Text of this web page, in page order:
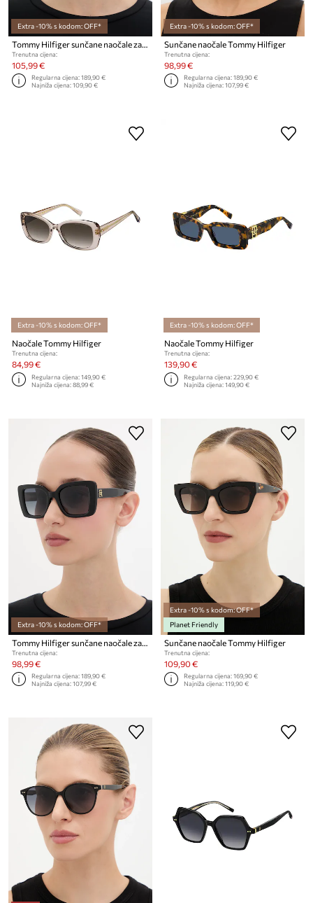
Extra -10% s kodom: OFF*
Tommy Hilfiger sunčane naočale za žene
Trenutna cijena:
105,99 €
Regularna cijena:189,90 €
Najniža cijena:109,90 €
Extra -10% s kodom: OFF*
Sunčane naočale Tommy Hilfiger
Trenutna cijena:
98,99 €
Regularna cijena:189,90 €
Najniža cijena:107,99 €
Extra -10% s kodom: OFF*
Naočale Tommy Hilfiger
Trenutna cijena:
84,99 €
Regularna cijena:149,90 €
Najniža cijena:88,99 €
Extra -10% s kodom: OFF*
Naočale Tommy Hilfiger
Trenutna cijena:
139,90 €
Regularna cijena:229,90 €
Najniža cijena:149,90 €
Extra -10% s kodom: OFF*
Trenutna cijena:
98,99 €
Regularna cijena:189,90 €
Najniža cijena:107,99 €
Extra -10% s kodom: OFF*
Planet Friendly
Sunčane naočale Tommy Hilfiger
Trenutna cijena:
109,90 €
Regularna cijena:169,90 €
Najniža cijena:119,90 €